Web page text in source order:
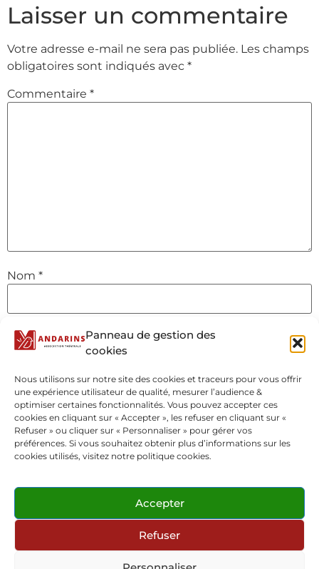
Panneau de gestion des
cookies
Nous utilisons sur notre site des cookies et traceurs pour vous offrir
une expérience utilisateur de qualité, mesurer l’audience &
optimiser certaines fonctionnalités. Vous pouvez accepter ces
cookies en cliquant sur « Accepter », les refuser en cliquant sur «
Refuser » ou cliquer sur « Personnaliser » pour gérer vos
préférences. Si vous souhaitez obtenir plus d’informations sur les
cookies utilisés, visitez notre politique cookies.
Accepter
Refuser
Laisser un commentaire
Votre adresse e-mail ne sera pas publiée. Les champs
obligatoires sont indiqués avec *
Commentaire *
Nom *
E-mail*
Site web